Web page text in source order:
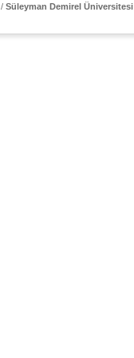
/ Süleyman Demirel Üniversitesi